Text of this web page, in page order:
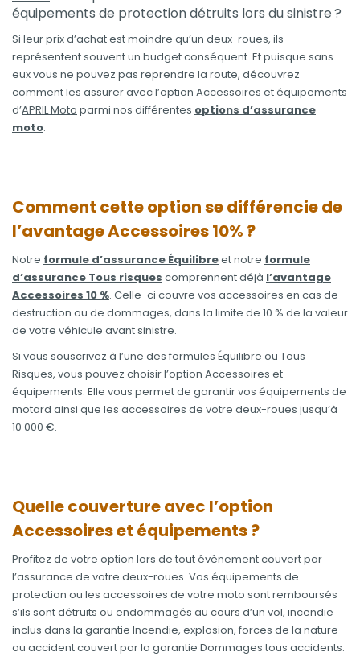
équipements de protection détruits lors du sinistre ?
Si leur prix d’achat est moindre qu’un deux-roues, ils
représentent souvent un budget conséquent. Et puisque sans
eux vous ne pouvez pas reprendre la route, découvrez
comment les assurer avec l’option Accessoires et équipements
d’APRIL Moto parmi nos différentes options d’assurance
moto.
Comment cette option se différencie de
l’avantage Accessoires 10% ?
Notre formule d’assurance Équilibreet notre formule
d’assurance Tous risques comprennent déjà l’avantage
Accessoires 10 %. Celle-ci couvre vos accessoires en cas de
destruction ou de dommages, dans la limite de 10 % de la valeur
de votre véhicule avant sinistre.
Si vous souscrivez à l’une des formules Équilibre ou Tous
Risques, vous pouvez choisir l’option Accessoires et
équipements. Elle vous permet de garantir vos équipements de
motard ainsi que les accessoires de votre deux-roues jusqu’à
10 000 €.
Quelle couverture avec l’option
Accessoires et équipements ?
Profitez de votre option lors de tout évènement couvert par
l’assurance de votre deux-roues. Vos équipements de
protection ou les accessoires de votre moto sont remboursés
s’ils sont détruits ou endommagés au cours d’un vol, incendie
inclus dans la garantie Incendie, explosion, forces de la nature
ou accident couvert par la garantie Dommages tous accidents.